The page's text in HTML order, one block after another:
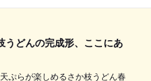
うどんの完成形、ここにあ
ぷらが楽しめるさか枝うどん春